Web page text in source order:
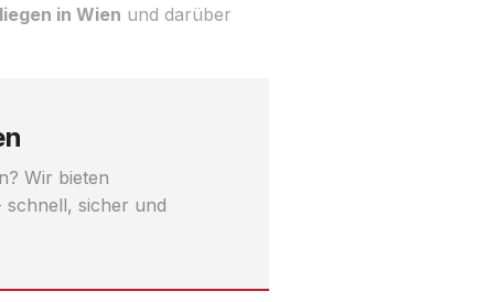
in Wien und darüber
Wir bieten
sicher und